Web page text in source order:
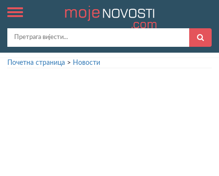
Почетна страница > Новости